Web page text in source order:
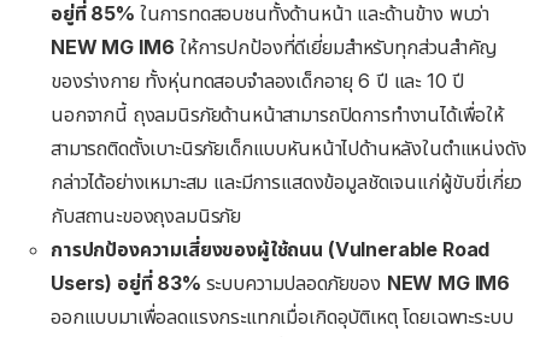
อยู่ที่85% ในการทดสอบชนทั้งด้านหน้า และด้านข้าง พบว่า
NEW MG IM6 ให้การปกป้องที่ดีเยี่ยมสำหรับทุกส่วนสำคัญ
ของร่างกาย ทั้งหุ่นทดสอบจำลองเด็กอายุ 6 ปี และ 10 ปี
นอกจากนี้ ถุงลมนิรภัยด้านหน้าสามารถปิดการทำงานได้เพื่อให้
สามารถติดตั้งเบาะนิรภัยเด็กแบบหันหน้าไปด้านหลังในตำแหน่งดัง
กล่าวได้อย่างเหมาะสม และมีการแสดงข้อมูลชัดเจนแก่ผู้ขับขี่เกี่ยว
กับสถานะของถุงลมนิรภัย
การปกป้องความเสี่ยงของผู้ใช้ถนน (Vulnerable Road
Users) อยู่ที่83% ระบบความปลอดภัยของ NEW MG IM6
ออกแบบมาเพื่อลดแรงกระแทกเมื่อเกิดอุบัติเหตุ โดยเฉพาะระบบ